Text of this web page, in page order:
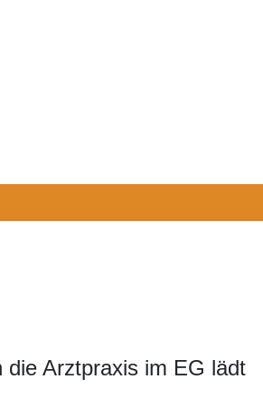
die Arztpraxis im EG lädt